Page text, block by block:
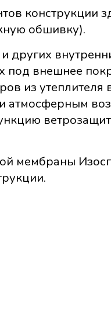
конструкции
обшивку).
других
внешнее
из утеплителя
атмосферным
мембраны